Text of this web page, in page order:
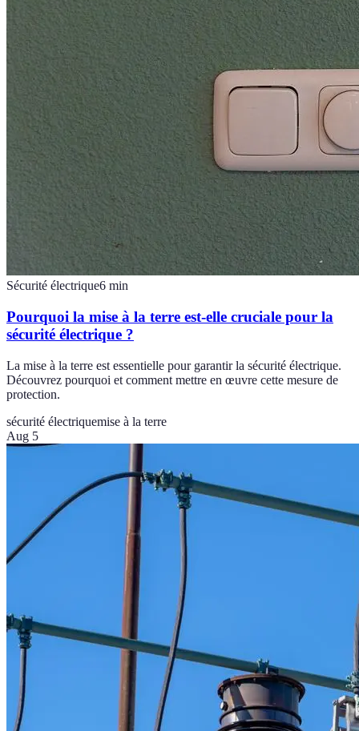
Sécurité électrique6 min
Pourquoi la mise à la terre est-elle cruciale pour la
sécurité électrique ?
La mise à la terre est essentielle pour garantir la sécurité électrique.
Découvrez pourquoi et comment mettre en œuvre cette mesure de
protection.
sécurité électriquemise à la terre
Aug 5